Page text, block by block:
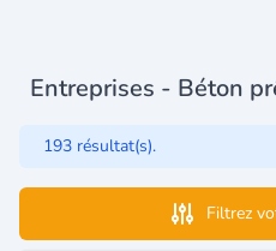
Entreprises - Béton
193 résultat(s).
Filtrez